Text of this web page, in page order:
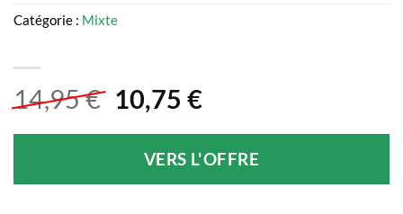
14,95€ Le
initial
était :
10,75 €Le
actuel
est :
VERS L'OFFRE
Catégorie : Mixte